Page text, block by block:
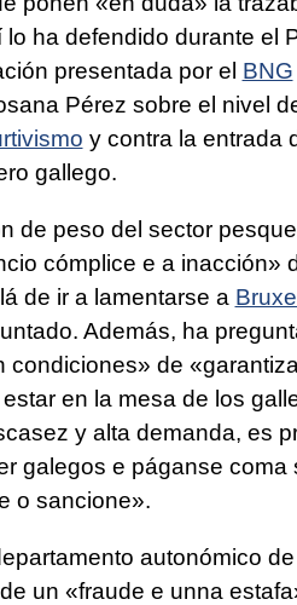
ha defendido durante el
presentada por el BNG
Pérez sobre el nivel
y contra la entrada
gallego.
de peso del sector
cómplice e a inacción»
de ir a lamentarse a
Además, ha
condiciones» de
en la mesa de los
y alta demanda, es
galegos e páganse coma
o sancione».
autonómico
un «fraude e unna